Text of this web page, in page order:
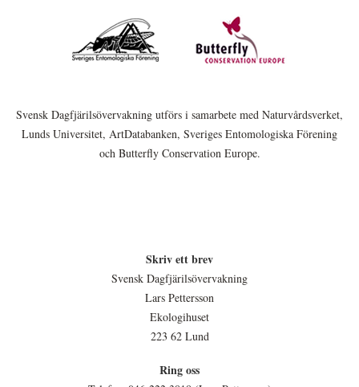
Svensk Dagfjärilsövervakning utförs i samarbete med Naturvårdsverket,
Lunds Universitet, ArtDatabanken, Sveriges Entomologiska Förening
och Butterfly Conservation Europe.
Skriv ett brev
Svensk Dagfjärilsövervakning
Lars Pettersson
Ekologihuset
223 62 Lund
Ring oss